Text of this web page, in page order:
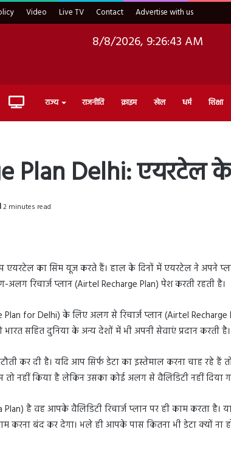
Video Live TV Contact Advertise with us
8/8/2026, 9:26:44 AM
Live राज्य राजनीति क्राइम खेल धर्म शिक्षा
Plan Delhi: एयरटेल के
2 minutes read
एयरटेल का सिम यूज करते हैं। हाल के दिनों में एयरटेल ने अपने
रिचार्ज प्लान (Airtel Recharge Plan) पेश करती रहती है।
for Delhi) के लिए अलग से रिचार्ज प्लान (Airtel
सहित दुनिया के अन्य देशों में भी अपनी सेवाएं प्रदान करती है।
कर दी है। यदि आप सिर्फ डेटा का इस्तेमाल करना चाह रहे हैं
नहीं किया है लेकिन उसका कोई अलग से वैलिडिटी नहीं दिया
है वह आपके वैलिडिटी रिचार्ज प्लान पर ही काम करता है।
करना बंद कर देगा। भले ही आपके पास कितना भी डेटा क्यों ना